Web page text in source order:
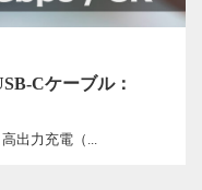
Cケーブル：
出力充電（...